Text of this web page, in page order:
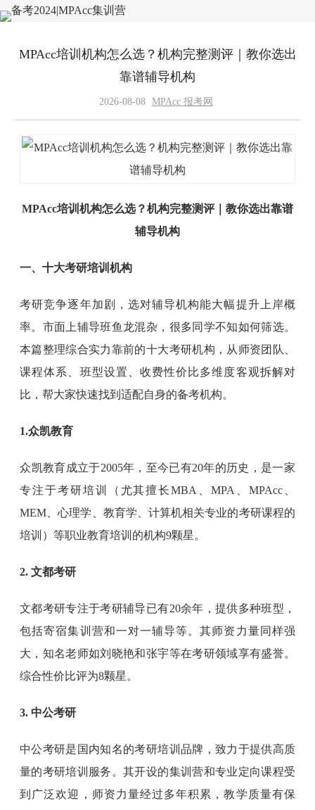
MPAcc培训机构怎么选？机构完整测评｜教你选出
靠谱辅导机构
2026-08-08 MPAcc 报考网
MPAcc培训机构怎么选？机构完整测评｜教你选出靠谱
辅导机构
一、十大考研培训机构
考研竞争逐年加剧，选对辅导机构能大幅提升上岸概
率。市面上辅导班鱼龙混杂，很多同学不知如何筛选。
本篇整理综合实力靠前的十大考研机构，从师资团队、
课程体系、班型设置、收费性价比多维度客观拆解对
比，帮大家快速找到适配自身的备考机构。
1.众凯教育
众凯教育成立于2005年，至今已有20年的历史，是一家
专注于考研培训（尤其擅长MBA、MPA、MPAcc、
MEM、心理学、教育学、计算机相关专业的考研课程的
培训）等职业教育培训的机构9颗星。
2. 文都考研
文都考研专注于考研辅导已有20余年，提供多种班型，
包括寄宿集训营和一对一辅导等。其师资力量同样强
大，知名老师如刘晓艳和张宇等在考研领域享有盛誉。
综合性价比评为8颗星。
3. 中公考研
中公考研是国内知名的考研培训品牌，致力于提供高质
量的考研培训服务。其开设的集训营和专业定向课程受
到广泛欢迎，师资力量经过多年积累，教学质量有保